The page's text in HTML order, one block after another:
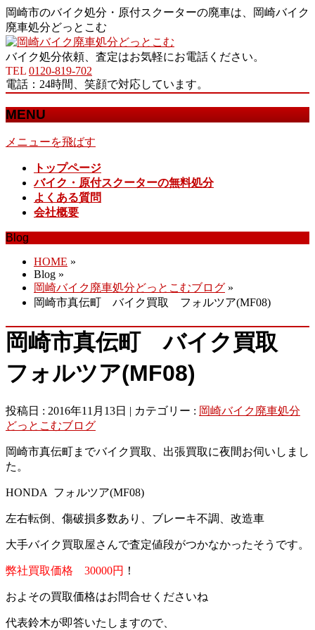
岡崎市のバイク処分・原付スクーターの廃車は、岡崎バイク
廃車処分どっとこむ
バイク処分依頼、査定はお気軽にお電話ください。
TEL 0120-819-702
電話：24時間、笑顔で対応しています。
MENU
メニューを飛ばす
トップページ
バイク・原付スクーターの無料処分
よくある質問
会社概要
Blog
HOME »
Blog »
岡崎バイク廃車処分どっとこむブログ »
岡崎市真伝町 バイク買取 フォルツア(MF08)
岡崎市真伝町 バイク買取
フォルツア(MF08)
投稿日 : 2016年11月13日 | カテゴリー : 岡崎バイク廃車処分
どっとこむブログ
岡崎市真伝町までバイク買取、出張買取に夜間お伺いしまし
た。
HONDA フォルツア(MF08)
左右転倒、傷破損多数あり、ブレーキ不調、改造車
大手バイク買取屋さんで査定値段がつかなかったそうです。
弊社買取価格 30000円 ！
およその買取価格はお問合せくださいね
代表鈴木が即答いたしますので、